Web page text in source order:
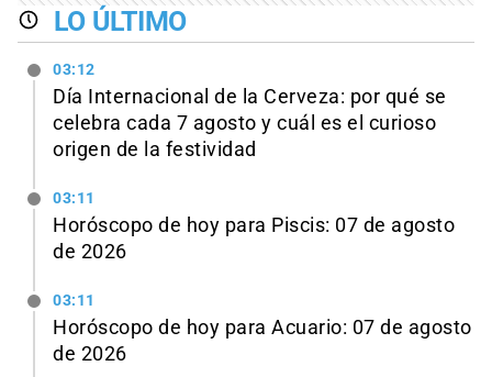
LO ÚLTIMO
03:12
Día Internacional de la Cerveza: por qué se
celebra cada 7 agosto y cuál es el curioso
origen de la festividad
03:11
Horóscopo de hoy para Piscis: 07 de agosto
de 2026
03:11
Horóscopo de hoy para Acuario: 07 de agosto
de 2026